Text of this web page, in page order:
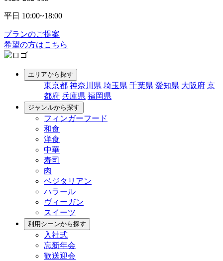
平日 10:00~18:00
プランのご提案
希望の方はこちら
エリアから探す
東京都 神奈川県 埼玉県 千葉県 愛知県 大阪府 京
都府 兵庫県 福岡県
ジャンルから探す
フィンガーフード
和食
洋食
中華
寿司
肉
ベジタリアン
ハラール
ヴィーガン
スイーツ
利用シーンから探す
入社式
忘新年会
歓送迎会